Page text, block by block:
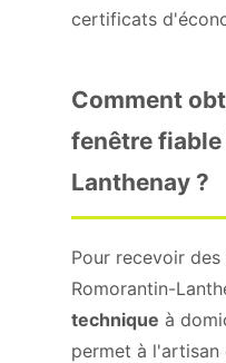
certificats
Comment
fenêtre
Lanthenay ?
Pour recevoir
Romorantin-
technique à
permet à